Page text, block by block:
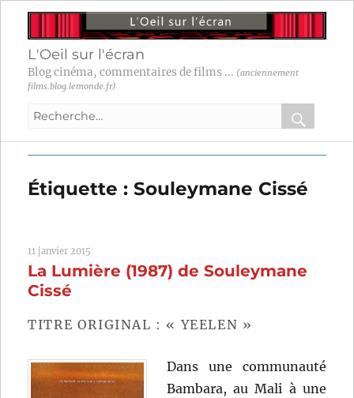
L'Oeil sur l'écran
Blog cinéma, commentaires de films ... (anciennement
films.blog.lemonde.fr)
Recherche
:
OK
Étiquette :Souleymane Cissé
11 janvier 2015
La Lumière (1987) de Souleymane
Cissé
TITRE ORIGINAL : « YEELEN »
Dans une communauté
Bambara, au Mali à une